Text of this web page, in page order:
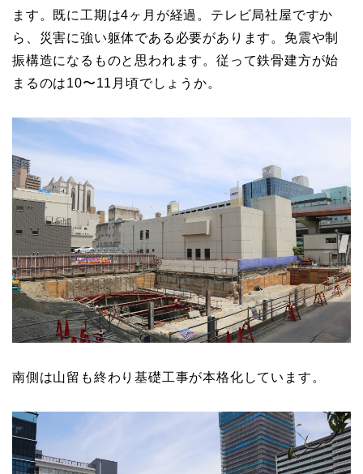
ます。既に工期は4ヶ月が経過。テレビ局社屋ですか
ら、災害に強い躯体である必要があります。免震や制
振構造になるものと思われます。従って鉄骨建方が始
まるのは10〜11月頃でしょうか。
南側は山留も終わり基礎工事が本格化しています。